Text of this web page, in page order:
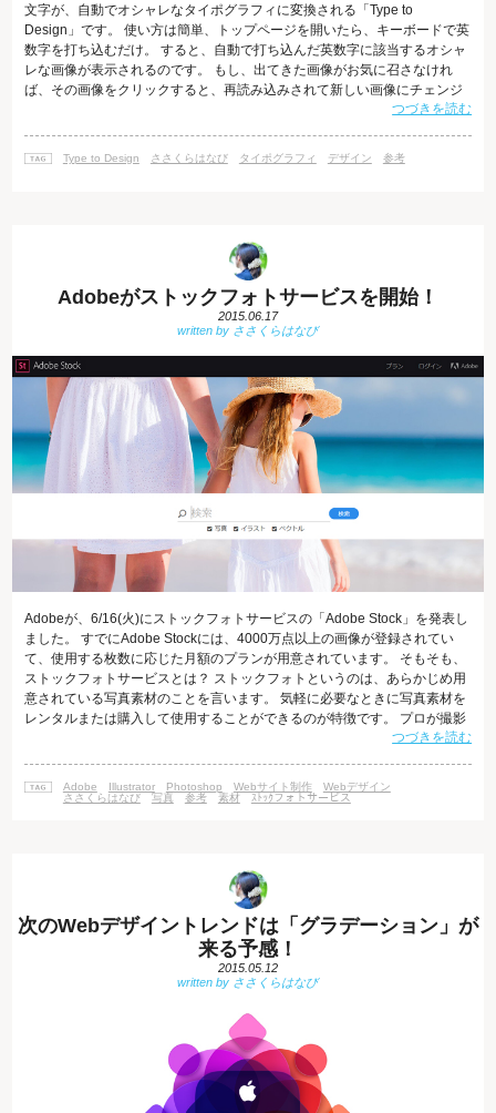
文字が、自動でオシャレなタイポグラフィに変換される「Type to
Design」です。 使い方は簡単、トップページを開いたら、キーボードで英
数字を打ち込むだけ。 すると、自動で打ち込んだ英数字に該当するオシャ
レな画像が表示されるのです。 もし、出てきた画像がお気に召さなけれ
ば、その画像をクリックすると、再読み込みされて新しい画像にチェンジ
されます。 これがとても楽しい。 いろいろと変更していくと、ちょっとし
SNSで共有できます。 仕組みのオハナシ 技術としてはHTM
つづきを読む
Type to Design ささくらはなび タイポグラフィ デザイン 参考
Adobeがストックフォトサービスを開始！
2015.06.17
Adobeが、6/16(火)にストックフォトサービスの「Adobe Stock」を発表し
ました。 すでにAdobe Stockには、4000万点以上の画像が登録されてい
て、使用する枚数に応じた月額のプランが用意されています。 そもそも、
ストックフォトサービスとは？ ストックフォトというのは、あらかじめ用
意されている写真素材のことを言います。 気軽に必要なときに写真素材を
レンタルまたは購入して使用することができるのが特徴です。 プロが撮影
した写真もあれば、アマチュアが撮影した写真素材まで、その質に応じて
ら\3,480、月に最大750枚で￥2
つづきを読む
Adobe Illustrator Photoshop Webサイト制作
Webデザイン
ささくらはなび
写真 参考 素材 ｽﾄｯｸフォトサービス
次のWebデザイントレンドは「グラデーション」が
来る予感！
2015.05.12